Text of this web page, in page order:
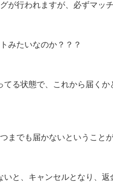
が行われますが、必ずマッ
みたいなのか？？？
る状態で、これから届くか
までも届かないということ
と、キャンセルとなり、返